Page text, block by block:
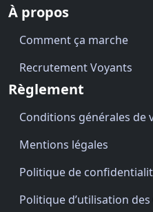
À propos
Comment ça marche
Recrutement Voyants
Règlement
Conditions générales de
Mentions légales
Politique de
Politique d’utilisation des